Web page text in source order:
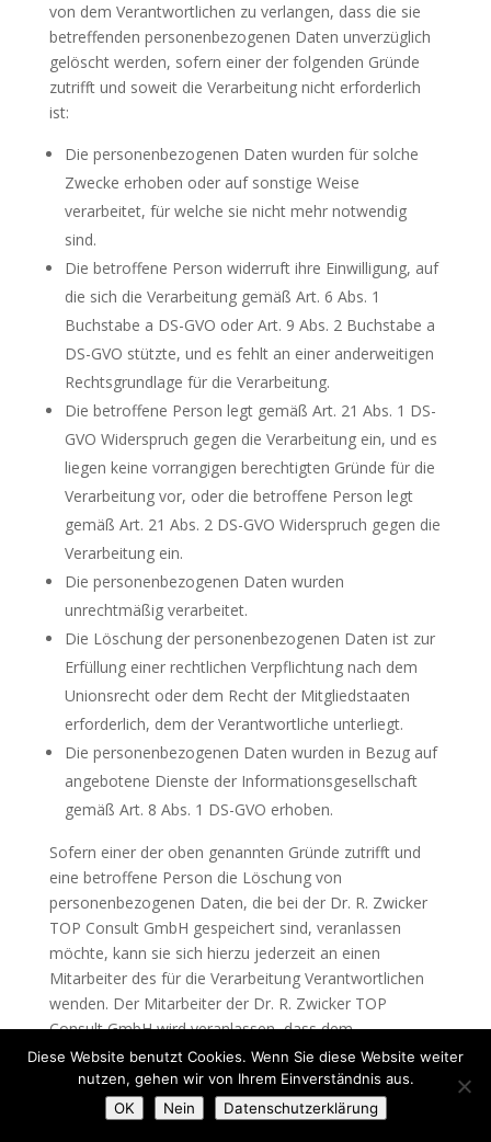
von dem Verantwortlichen zu verlangen, dass die sie
betreffenden personenbezogenen Daten unverzüglich
gelöscht werden, sofern einer der folgenden Gründe
zutrifft und soweit die Verarbeitung nicht erforderlich
ist:
Die personenbezogenen Daten wurden für solche
Zwecke erhoben oder auf sonstige Weise
verarbeitet, für welche sie nicht mehr notwendig
sind.
Die betroffene Person widerruft ihre Einwilligung, auf
die sich die Verarbeitung gemäß Art. 6 Abs. 1
Buchstabe a DS-GVO oder Art. 9 Abs. 2 Buchstabe a
DS-GVO stützte, und es fehlt an einer anderweitigen
Rechtsgrundlage für die Verarbeitung.
Die betroffene Person legt gemäß Art. 21 Abs. 1 DS-
GVO Widerspruch gegen die Verarbeitung ein, und es
liegen keine vorrangigen berechtigten Gründe für die
Verarbeitung vor, oder die betroffene Person legt
gemäß Art. 21 Abs. 2 DS-GVO Widerspruch gegen die
Verarbeitung ein.
Die personenbezogenen Daten wurden
unrechtmäßig verarbeitet.
Die Löschung der personenbezogenen Daten ist zur
Erfüllung einer rechtlichen Verpflichtung nach dem
Unionsrecht oder dem Recht der Mitgliedstaaten
erforderlich, dem der Verantwortliche unterliegt.
Die personenbezogenen Daten wurden in Bezug auf
angebotene Dienste der Informationsgesellschaft
gemäß Art. 8 Abs. 1 DS-GVO erhoben.
Sofern einer der oben genannten Gründe zutrifft und
eine betroffene Person die Löschung von
personenbezogenen Daten, die bei der Dr. R. Zwicker
TOP Consult GmbH gespeichert sind, veranlassen
möchte, kann sie sich hierzu jederzeit an einen
Mitarbeiter des für die Verarbeitung Verantwortlichen
wenden. Der Mitarbeiter der Dr. R. Zwicker TOP
Consult GmbH wird veranlassen, dass dem
Löschverlangen unverzüglich nachgekommen wird.
Wurden die personenbezogenen Daten von der Dr. R.
Zwicker TOP Consult GmbH öffentlich gemacht und ist
Diese Website benutzt Cookies. Wenn Sie diese Website weiter
nutzen, gehen wir von Ihrem Einverständnis aus.
OK
Nein Datenschutzerklärung